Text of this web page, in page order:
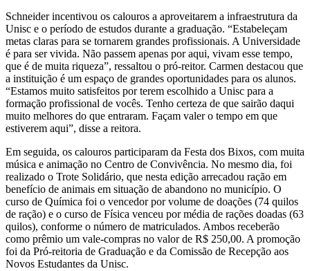
Schneider incentivou os calouros a aproveitarem a infraestrutura da
Unisc e o período de estudos durante a graduação. “Estabeleçam
metas claras para se tornarem grandes profissionais. A Universidade
é para ser vivida. Não passem apenas por aqui, vivam esse tempo,
que é de muita riqueza”, ressaltou o pró-reitor. Carmen destacou que
a instituição é um espaço de grandes oportunidades para os alunos.
“Estamos muito satisfeitos por terem escolhido a Unisc para a
formação profissional de vocês. Tenho certeza de que sairão daqui
muito melhores do que entraram. Façam valer o tempo em que
estiverem aqui”, disse a reitora.
Em seguida, os calouros participaram da Festa dos Bixos, com muita
música e animação no Centro de Convivência. No mesmo dia, foi
realizado o Trote Solidário, que nesta edição arrecadou ração em
benefício de animais em situação de abandono no município. O
curso de Química foi o vencedor por volume de doações (74 quilos
de ração) e o curso de Física venceu por média de rações doadas (63
quilos), conforme o número de matriculados. Ambos receberão
como prêmio um vale-compras no valor de R$ 250,00. A promoção
foi da Pró-reitoria de Graduação e da Comissão de Recepção aos
Novos Estudantes da Unisc.